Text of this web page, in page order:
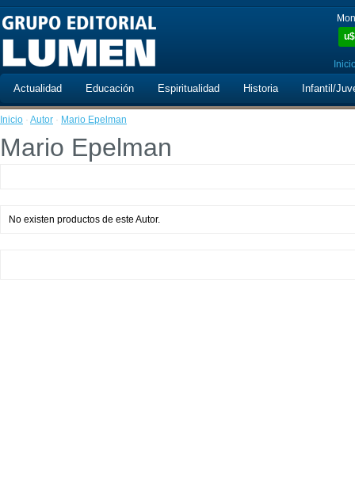
u$
Actualidad Educación Espiritualidad Historia Infantil/
Inicio · Autor · Mario Epelman
Mario Epelman
No existen productos de este Autor.